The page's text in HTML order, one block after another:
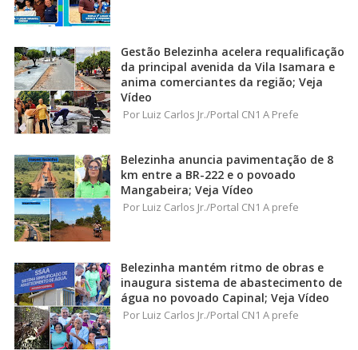
Gestão Belezinha acelera requalificação
da principal avenida da Vila Isamara e
anima comerciantes da região; Veja
Vídeo
Por Luiz Carlos Jr./Portal CN1 A Prefe
Belezinha anuncia pavimentação de 8
km entre a BR-222 e o povoado
Mangabeira; Veja Vídeo
Por Luiz Carlos Jr./Portal CN1 A prefe
Belezinha mantém ritmo de obras e
inaugura sistema de abastecimento de
água no povoado Capinal; Veja Vídeo
Por Luiz Carlos Jr./Portal CN1 A prefe